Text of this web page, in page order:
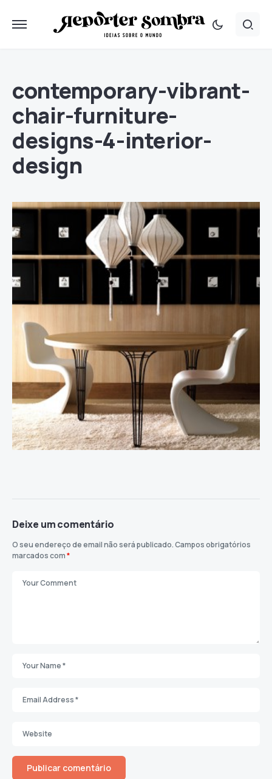
contemporary-vibrant-
chair-furniture-
designs-4-interior-
design
Deixe um comentário
O seu endereço de email não será publicado.Campos obrigatórios
marcados com*